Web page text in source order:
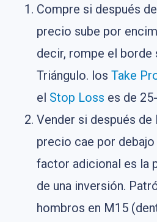
Compre si después
precio sube por
decir, rompe el borde
Triángulo. los Take
el Stop Loss es de
Vender si después
precio cae por debajo
factor adicional es la
de una inversión.
hombros en M15